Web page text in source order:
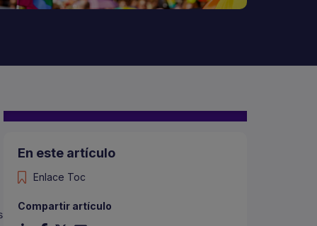
En este artículo
Enlace Toc
Compartir artículo